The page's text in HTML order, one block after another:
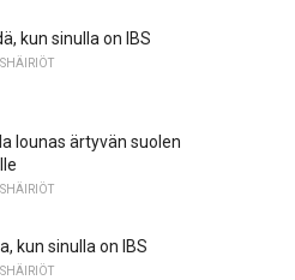
kun sinulla on IBS
lounas ärtyvän suolen
kun sinulla on IBS